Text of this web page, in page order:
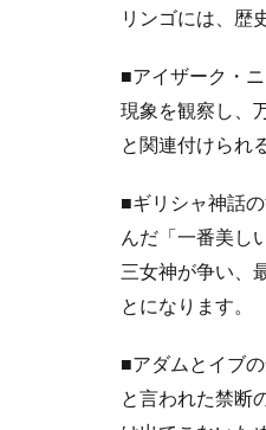
リンゴには、歴
■アイザーク・
現象を観察し、
と関連付けられ
■ギリシャ神話
んだ「一番美し
三女神が争い、
とになります。
■アダムとイブ
と言われた禁断